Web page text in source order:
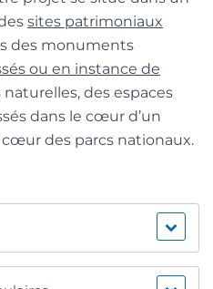
sites patrimoniaux
des monuments
ou en instance de
naturelles, des espaces
dans le cœur d’un
des parcs nationaux.